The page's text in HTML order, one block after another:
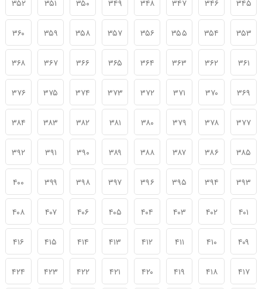
۳۴۵ ۳۴۶ ۳۴۷ ۳۴۸ ۳۴۹ ۳۵۰ ۳۵۱ ۳۵۲
۳۵۳ ۳۵۴ ۳۵۵ ۳۵۶ ۳۵۷ ۳۵۸ ۳۵۹ ۳۶۰
۳۶۱ ۳۶۲ ۳۶۳ ۳۶۴ ۳۶۵ ۳۶۶ ۳۶۷ ۳۶۸
۳۶۹ ۳۷۰ ۳۷۱ ۳۷۲ ۳۷۳ ۳۷۴ ۳۷۵ ۳۷۶
۳۷۷ ۳۷۸ ۳۷۹ ۳۸۰ ۳۸۱ ۳۸۲ ۳۸۳ ۳۸۴
۳۸۵ ۳۸۶ ۳۸۷ ۳۸۸ ۳۸۹ ۳۹۰ ۳۹۱ ۳۹۲
۳۹۳ ۳۹۴ ۳۹۵ ۳۹۶ ۳۹۷ ۳۹۸ ۳۹۹ ۴۰۰
۴۰۱ ۴۰۲ ۴۰۳ ۴۰۴ ۴۰۵ ۴۰۶ ۴۰۷ ۴۰۸
۴۰۹ ۴۱۰ ۴۱۱ ۴۱۲ ۴۱۳ ۴۱۴ ۴۱۵ ۴۱۶
۴۱۷ ۴۱۸ ۴۱۹ ۴۲۰ ۴۲۱ ۴۲۲ ۴۲۳ ۴۲۴